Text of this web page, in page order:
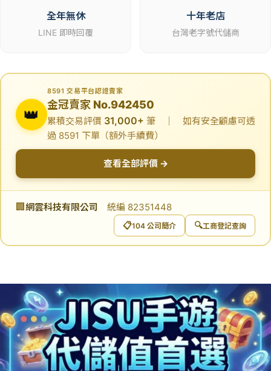
全年無休
LINE 即時回覆
十年老店
台灣老字號代儲商
👑
8591 交易平台認證賣家
金冠賣家 No.942450
累積交易評價 31,000+ 筆 ｜ 如有安全顧慮可透
過 8591 下單（額外手續費）
查看全部評價 →
🏢 網雲科技有限公司 統編 82351448
📋104 公司簡介 🔍工商登記查詢